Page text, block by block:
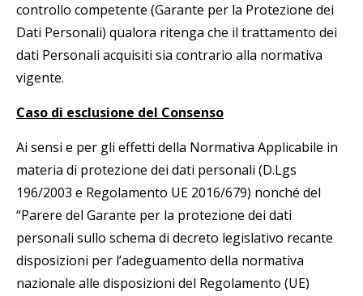
controllo competente (Garante per la Protezione dei
Dati Personali) qualora ritenga che il trattamento dei
dati Personali acquisiti sia contrario alla normativa
vigente.
Caso di esclusione del Consenso
Ai sensi e per gli effetti della Normativa Applicabile in
materia di protezione dei dati personali (D.Lgs
196/2003 e Regolamento UE 2016/679) nonché del
“Parere del Garante per la protezione dei dati
personali sullo schema di decreto legislativo recante
disposizioni per l’adeguamento della normativa
nazionale alle disposizioni del Regolamento (UE)